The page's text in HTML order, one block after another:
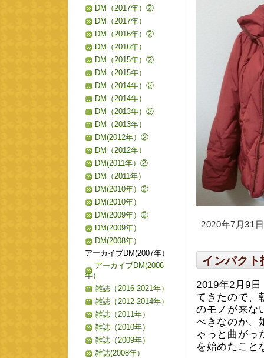
2020年7月31
インパクト
2019年2月9
てきたので、
のモノが来な
べきなのか、
ゃっと曲がっ
を始めたこと
DM（2017年）②
DM（2017年）
DM（2016年）②
DM（2016年）
DM（2015年）②
DM（2015年）
DM（2014年）②
DM（2014年）
DM（2013年）②
DM（2013年）
DM(2012年）②
DM（2012年）
DM(2011年）②
DM（2011年）
DM(2010年）②
DM(2010年）
DM(2009年）②
DM(2009年）
DM(2008年）
アーカイブDM(2007年）
アーカイブDM(2006
年）
雑誌（2016-2021年）
雑誌（2012-2014年）
雑誌（2011年）
雑誌（2010年）
雑誌（2009年）
雑誌(2008年）